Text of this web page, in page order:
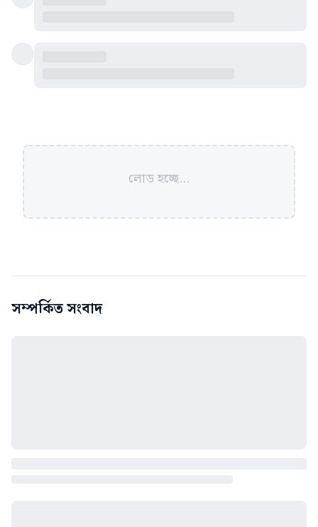
লোড হচ্ছে...
সম্পর্কিত সংবাদ